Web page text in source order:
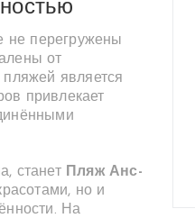
не перегружены
от
является
привлекает
станет
Пляж Анс-
но и
На